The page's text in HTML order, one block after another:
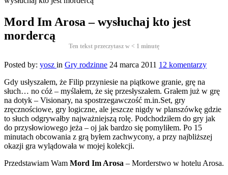
Mord Im Arosa – wysłuchaj kto jest
mordercą
Ten tekst przeczytasz w < 1 minutę
Posted by: yosz in Gry rodzinne 24 marca 2011 12 komentarzy
Gdy usłyszałem, że Filip przyniesie na piątkowe granie, grę na
słuch… no cóż – myślałem, że się przesłyszałem. Grałem już w grę
na dotyk – Visionary, na spostrzegawczość m.in.Set, gry
zręcznościowe, gry logiczne, ale jeszcze nigdy w planszówkę gdzie
to słuch odgrywałby najważniejszą rolę. Podchodziłem do gry jak
do przysłowiowego jeża – oj jak bardzo się pomyliłem. Po 15
minutach obcowania z grą byłem zachwycony, a przy najbliższej
okazji gra wylądowała w mojej kolekcji.
Przedstawiam Wam Mord Im Arosa – Morderstwo w hotelu Arosa.